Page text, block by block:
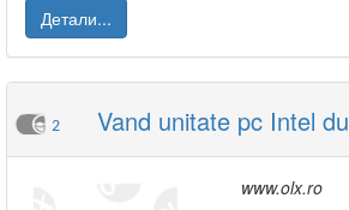
Детали...
2 Vand unitate pc Intel
www.olx.ro